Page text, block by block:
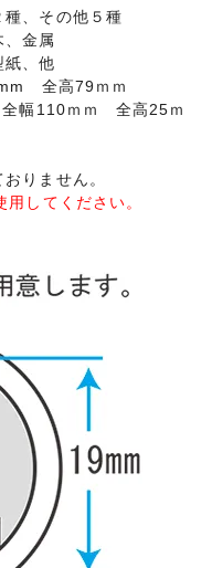
種、その他５種
金属
紙、他
全高79ｍｍ
幅110ｍｍ 全高25ｍ
りません。
してください。